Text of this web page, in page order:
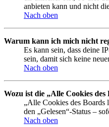
anbieten kann und nicht
Nach oben
Warum kann ich mich nicht
Es kann sein, dass deine
sein, damit sich keine
Nach oben
Wozu ist die „Alle Cookies
„Alle Cookies des Boards
den „Gelesen“-Status –
Nach oben